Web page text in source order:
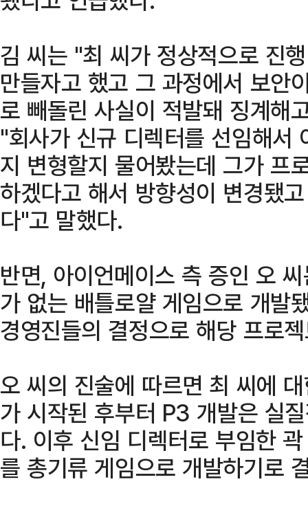
김 씨는 "최 씨가 정상적으로 진
만들자고 했고 그 과정에서 보안
로 빼돌린 사실이 적발돼 징계해
"회사가 신규 디렉터를 선임해서
지 변형할지 물어봤는데 그가 프
하겠다고 해서 방향성이 변경됐
다"고 말했다.
반면, 아이언메이스 측 증인 오
가 없는 배틀로얄 게임으로 개발
경영진들의 결정으로 해당 프로
오 씨의 진술에 따르면 최 씨에
가 시작된 후부터 P3 개발은 실
다. 이후 신임 디렉터로 부임한
를 총기류 게임으로 개발하기로